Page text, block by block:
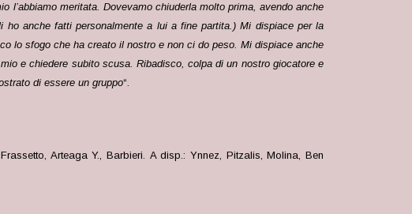
l’abbiamo meritata. Dovevamo chiuderla molto prima, avendo anche
anche fatti personalmente a lui a fine partita.) Mi dispiace per la
lo sfogo che ha creato il nostro e non ci do peso. Mi dispiace anche
e chiedere subito scusa. Ribadisco, colpa di un nostro giocatore e
di essere un gruppo“.
Arteaga Y., Barbieri. A disp.: Ynnez, Pitzalis, Molina, Ben